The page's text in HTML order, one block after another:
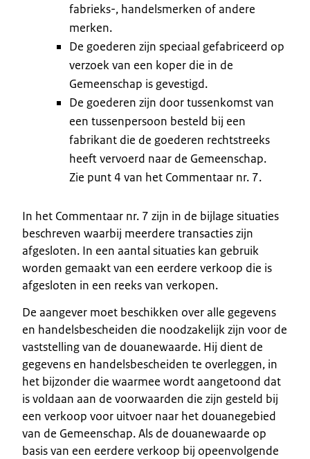
fabrieks-, handelsmerken of andere
merken.
De goederen zijn speciaal gefabriceerd op
verzoek van een koper die in de
Gemeenschap is gevestigd.
De goederen zijn door tussenkomst van
een tussenpersoon besteld bij een
fabrikant die de goederen rechtstreeks
heeft vervoerd naar de Gemeenschap.
Zie punt 4 van het Commentaar nr. 7.
In het Commentaar nr. 7 zijn in de bijlage situaties
beschreven waarbij meerdere transacties zijn
afgesloten. In een aantal situaties kan gebruik
worden gemaakt van een eerdere verkoop die is
afgesloten in een reeks van verkopen.
De aangever moet beschikken over alle gegevens
en handelsbescheiden die noodzakelijk zijn voor de
vaststelling van de douanewaarde. Hij dient de
gegevens en handelsbescheiden te overleggen, in
het bijzonder die waarmee wordt aangetoond dat
is voldaan aan de voorwaarden die zijn gesteld bij
een verkoop voor uitvoer naar het douanegebied
van de Gemeenschap. Als de douanewaarde op
basis van een eerdere verkoop bij opeenvolgende